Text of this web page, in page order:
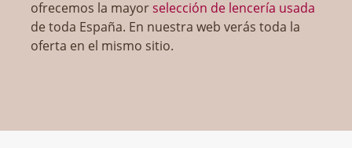
ofrecemos la mayorselección de lencería usada
de toda España. En nuestra web verás toda la
oferta en el mismo sitio.